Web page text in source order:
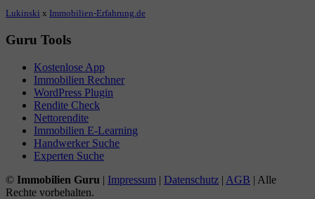
Lukinski x Immobilien-Erfahrung.de
Guru Tools
Kostenlose App
Immobilien Rechner
WordPress Plugin
Rendite Check
Nettorendite
Immobilien E-Learning
Handwerker Suche
Experten Suche
© Immobilien Guru | Impressum | Datenschutz | AGB | Alle
Rechte vorbehalten.